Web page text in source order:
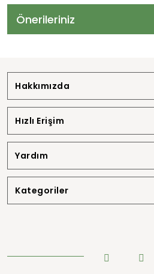
Önerileriniz
Hakkımızda
Hızlı Erişim
Yardım
Kategoriler